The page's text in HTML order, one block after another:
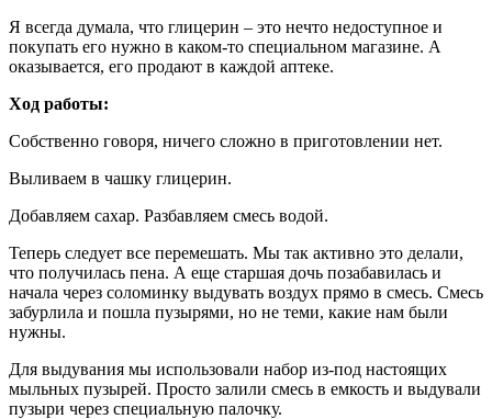
Я всегда думала, что глицерин – это нечто недоступное и
покупать его нужно в каком-то специальном магазине. А
оказывается, его продают в каждой аптеке.
Ход работы:
Собственно говоря, ничего сложно в приготовлении нет.
Выливаем в чашку глицерин.
Добавляем сахар. Разбавляем смесь водой.
Теперь следует все перемешать. Мы так активно это делали,
что получилась пена. А еще старшая дочь позабавилась и
начала через соломинку выдувать воздух прямо в смесь. Смесь
забурлила и пошла пузырями, но не теми, какие нам были
нужны.
Для выдувания мы использовали набор из-под настоящих
мыльных пузырей. Просто залили смесь в емкость и выдували
пузыри через специальную палочку.